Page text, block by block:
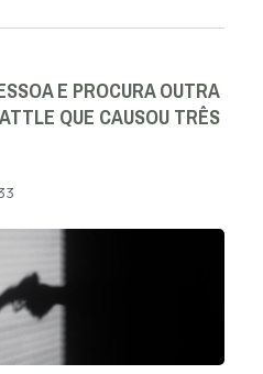
E PROCURA OUTRA
QUE CAUSOU TRÊS